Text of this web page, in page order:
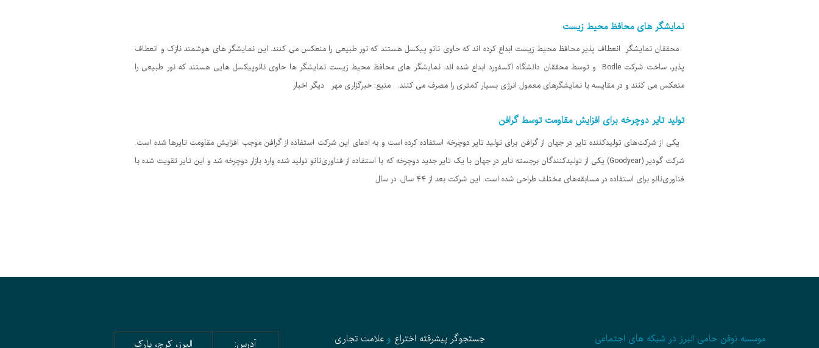
نمایشگر های محافظ محیط زیست
محققان نمایشگر انعطاف پذیر محافظ محیط زیست ابداع کرده اند که حاوی نانو پیکسل هستند که نور طبیعی را منعکس می کنند. این نمایشگر های هوشمند نازک و انعطاف
پذیر، ساخت شرکت Bodle و توسط محققان دانشگاه اکسفورد ابداع شده اند. نمایشگر های محافظ محیط زیست نمایشگر ها حاوی نانوپیکسل هایی هستند که نور طبیعی را
منعکس می کنند و در مقایسه با نمایشگرهای معمول انرژی بسیار کمتری را مصرف می کنند. منبع: خبرگزاری مهر دیگر اخبار
تولید تایر دوچرخه برای افزایش مقاومت توسط گرافن
یکی از شرکت‌های تولیدکننده تایر در جهان از گرافن برای تولید تایر دوچرخه استفاده کرده است و به ادعای این شرکت استفاده از گرافن موجب افزایش مقاومت تایرها شده است.
شرکت گودیر (Goodyear) یکی از تولیدکنندگان برجسته تایر در جهان با یک تایر جدید دوچرخه که با استفاده از فناوری‌نانو تولید شده وارد بازار دوچرخه شد و این تایر تقویت شده با
فناوری‌نانو برای استفاده در مسابقه‌های مختلف طراحی شده است. این شرکت بعد از ۴۴ سال، در سال
موسسه نوفن حامی البرز در شبکه های اجتماعی جستجوگر پیشرفته اختراع وعلامت تجاری آدرس: البرز، کرج، پارک